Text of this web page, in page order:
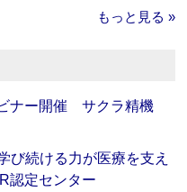
もっと見る »
ナー開催 サクラ精機
び続ける力が医療を支え
認定センター